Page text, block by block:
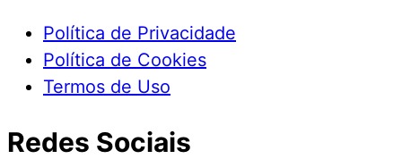
Política de Privacidade
Política de Cookies
Termos de Uso
Redes Sociais